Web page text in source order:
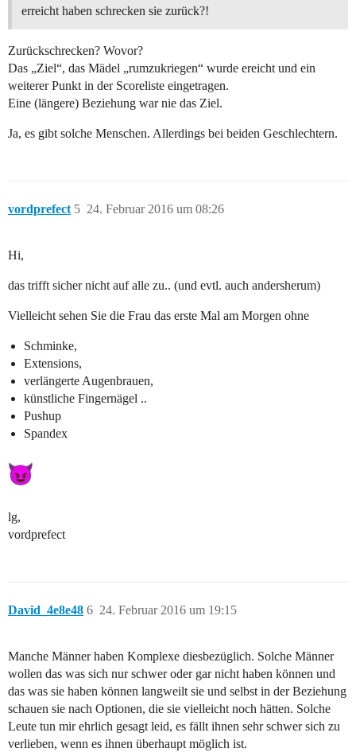
erreicht haben schrecken sie zurück?!
Zurückschrecken? Wovor?
Das „Ziel“, das Mädel „rumzukriegen“ wurde ereicht und ein
weiterer Punkt in der Scoreliste eingetragen.
Eine (längere) Beziehung war nie das Ziel.
Ja, es gibt solche Menschen. Allerdings bei beiden Geschlechtern.
vordprefect 24. Februar 2016 um 08:26
5
Hi,
das trifft sicher nicht auf alle zu.. (und evtl. auch andersherum)
Vielleicht sehen Sie die Frau das erste Mal am Morgen ohne
Schminke,
Extensions,
verlängerte Augenbrauen,
künstliche Fingernägel ..
Pushup
Spandex
lg,
vordprefect
David_4e8e48 24. Februar 2016 um 19:15
6
Manche Männer haben Komplexe diesbezüglich. Solche Männer
wollen das was sich nur schwer oder gar nicht haben können und
das was sie haben können langweilt sie und selbst in der Beziehung
schauen sie nach Optionen, die sie vielleicht noch hätten. Solche
Leute tun mir ehrlich gesagt leid, es fällt ihnen sehr schwer sich zu
verlieben, wenn es ihnen überhaupt möglich ist.